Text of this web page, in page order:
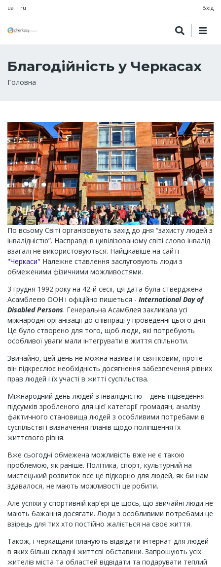
ua | ru Вхід
Благодійність у Черкасах
Рядок
Головна
По всьому Світі організовують захід до дня “захисту людей з
інвалідністю”. Насправді в цивілізованому світі слово інвалід
взагалі не використовуються. Найцікавіше на сайті
"Черкаси" Належне ставлення заслуговують люди з
обмеженими фізичними можливостями.
3 грудня 1992 року на 42-й сесії, ця дата була стверджена
Асамблеєю ООН і офіційно пишеться - International Day of
Disabled Persons. Генеральна Асамблея закликала усі
міжнародні організації до співпраці у проведенні цього дня.
Це було створено для того, щоб люди, які потребують
особливої уваги мали інтегрувати в життя спільноти.
Звичайно, цей день не можна називати святковим, проте
він підкреслює необхідність досягнення забезпечення рівних
прав людей і їх участі в житті суспільства.
Міжнародний день людей з інвалідністю – день підведення
підсумків зробленого для цієї категорії громадян, аналізу
фактичного становища людей з особливими потребами в
суспільстві і визначення планів щодо поліпшення їх
життєвого рівня.
Вже сьогодні обмежена можливість вже не є такою
проблемою, як раніше. Політика, спорт, культурний на
мистецький розвиток все це підкорно для людей, як би нам
здавалося, не мають можливості це робити.
Але успіхи у спортивній кар'єрі це щось, що звичайні люди не
мають бажання досягати. Люди з особливими потребами це
взірець для тих хто постійно жаліється на своє життя.
Також, і черкащани планують відвідати інтернат для людей
в яких більш складні життєві обставини. Запрошують усіх
жителів міста та областей відвідати та подарувати теплий